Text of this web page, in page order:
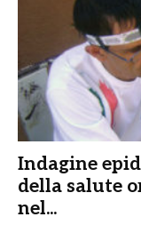
Indagine
della salute
nel...